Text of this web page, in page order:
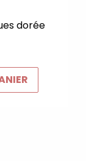
dorée